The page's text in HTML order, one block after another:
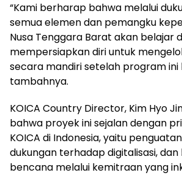
“Kami berharap bahwa melalui
semua elemen dan pemangku
Nusa Tenggara Barat akan belajar
mempersiapkan diri untuk
secara mandiri setelah program ini
tambahnya.
KOICA Country Director, Kim Hyo
bahwa proyek ini sejalan dengan
KOICA di Indonesia, yaitu
dukungan terhadap digitalisasi, dan
bencana melalui kemitraan yang